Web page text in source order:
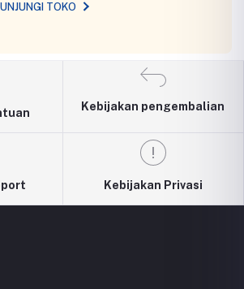
TOKO
Kebijakan pengembalian
Kebijakan Privasi